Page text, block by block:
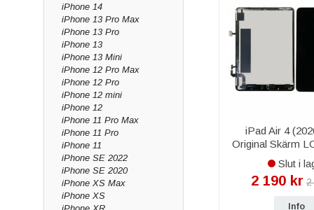
iPhone 14
iPhone 13 Pro Max
iPhone 13 Pro
iPhone 13
iPhone 13 Mini
iPhone 12 Pro Max
iPhone 12 Pro
iPhone 12 mini
iPhone 12
iPhone 11 Pro Max
iPhone 11 Pro
iPhone 11
iPhone SE 2022
iPhone SE 2020
iPhone XS Max
iPhone XS
Ett nytt batteri ger
antenner och tejp –
Varför köpa
Vi är grossist med
snabb leverans 1–3
Vilka delar finns
Vi lagerför skärm,
Har ni skärm och
Ja, både skärm i
iPad Air 4
Original Skärm
Glas komplett
Slut i
2 190 kr 2
Info